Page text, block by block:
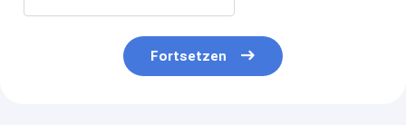
Fortsetzen